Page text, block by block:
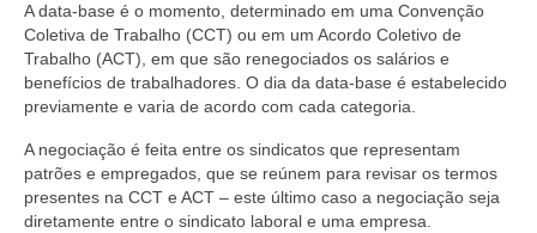
A data-base é o momento, determinado em uma Convenção
Coletiva de Trabalho (CCT) ou em um Acordo Coletivo de
Trabalho (ACT), em que são renegociados os salários e
benefícios de trabalhadores. O dia da data-base é estabelecido
previamente e varia de acordo com cada categoria.
A negociação é feita entre os sindicatos que representam
patrões e empregados, que se reúnem para revisar os termos
presentes na CCT e ACT – este último caso a negociação seja
diretamente entre o sindicato laboral e uma empresa.